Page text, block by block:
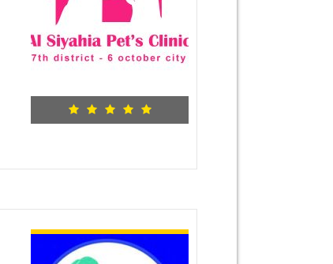
شاهد التفاصيل